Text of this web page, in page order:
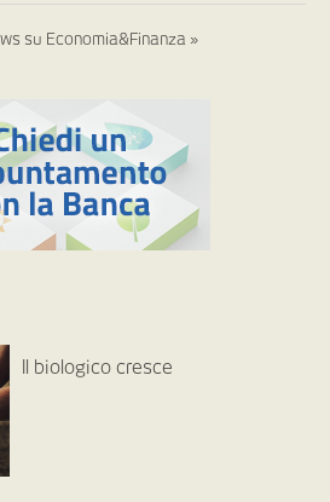
su Economia&Finanza »
Il biologico cresce